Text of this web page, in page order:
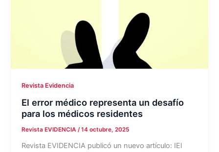
Revista Evidencia
El error médico representa un desafío
para los médicos residentes
Revista EVIDENCIA /14 octubre, 2025
Revista EVIDENCIA publicó un nuevo artículo: IEl